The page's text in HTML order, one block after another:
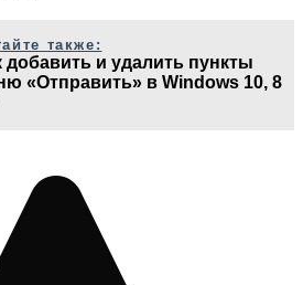
также:
добавить и удалить пункты
«Отправить» в Windows 10, 8